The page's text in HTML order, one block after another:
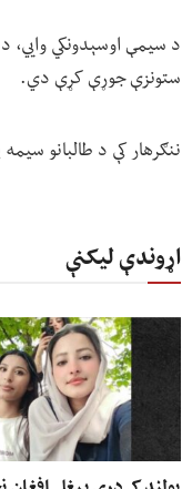
د سیمې اوسېدونکي وايي،
ستونزې جوړې کړې دي.
ننګرهار کې د طالبانو
اړوندې لیکنې